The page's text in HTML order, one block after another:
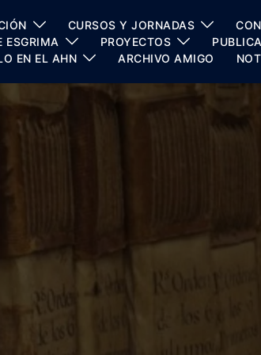
CURSOS Y JORNADAS
ESGRIMA
PROYECTOS
EN EL AHN
ARCHIVO AMIGO